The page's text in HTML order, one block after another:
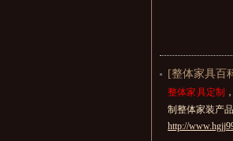
[整体家具百
整体家具定制
制整体家装产
http://